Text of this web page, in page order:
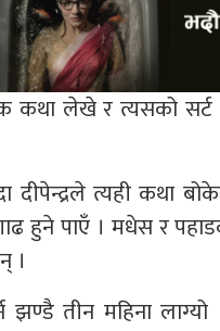
एक कथा लेखे र त्यसको
दीपेन्द्रले त्यही कथा
हुने पाएँ । मधेस र
।
झण्डै तीन महिना